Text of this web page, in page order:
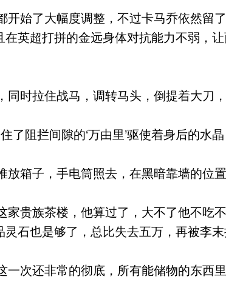
始了大幅度调整，不过卡马乔依然留
英超打拼的金远身体对抗能力不弱，
时拉住战马，调转马头，倒提着大刀，
了阻拦间隙的‘万由里’驱使着身后的水
箱子，手电筒照去，在黑暗靠墙的位置
贵族茶楼，他算过了，大不了他不吃
石也是够了，总比失去五万，再被李末
次还非常的彻底，所有能储物的东西里